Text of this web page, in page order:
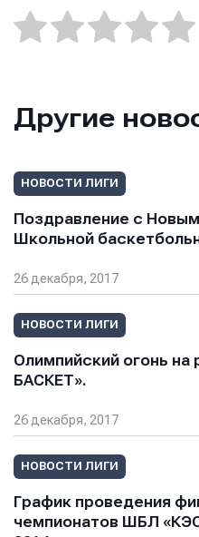
Другие
НОВОСТИ ЛИГИ
Поздравление с
Школьной
26 декабря, 2017
НОВОСТИ ЛИГИ
Олимпийский огонь
БАСКЕТ».
26 декабря, 2017
НОВОСТИ ЛИГИ
График проведения
чемпионатов ШБЛ
Имя
E-mail
Телефон
Сообщение
Имя
E-mail
Телефон
Сообщение
E-mail
Телефон